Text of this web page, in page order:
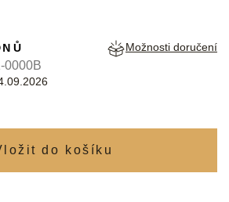
Možnosti doručení
0000B